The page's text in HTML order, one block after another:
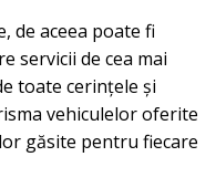
de aceea poate fi
servicii de cea mai
toate cerințele și
vehiculelor oferite
găsite pentru fiecare